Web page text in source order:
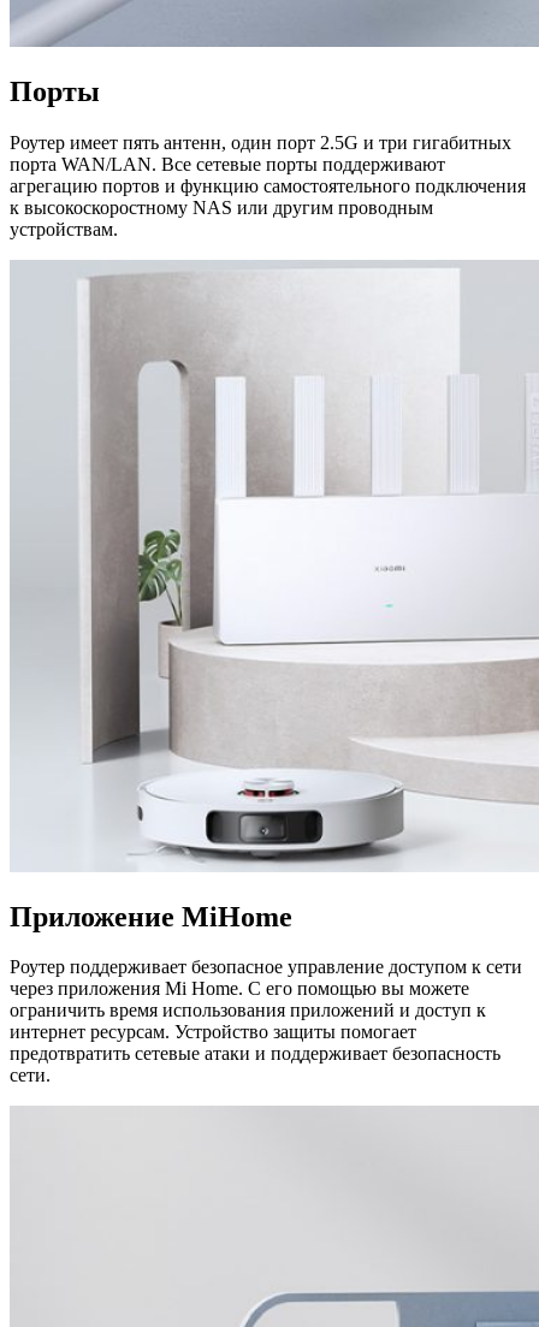
Порты
Роутер имеет пять антенн, один порт 2.5G и три гигабитных
порта WAN/LAN. Все сетевые порты поддерживают
агрегацию портов и функцию самостоятельного подключения
к высокоскоростному NAS или другим проводным
устройствам.
Приложение MiHome
Роутер поддерживает безопасное управление доступом к сети
через приложения Mi Home. С его помощью вы можете
ограничить время использования приложений и доступ к
интернет ресурсам. Устройство защиты помогает
предотвратить сетевые атаки и поддерживает безопасность
сети.